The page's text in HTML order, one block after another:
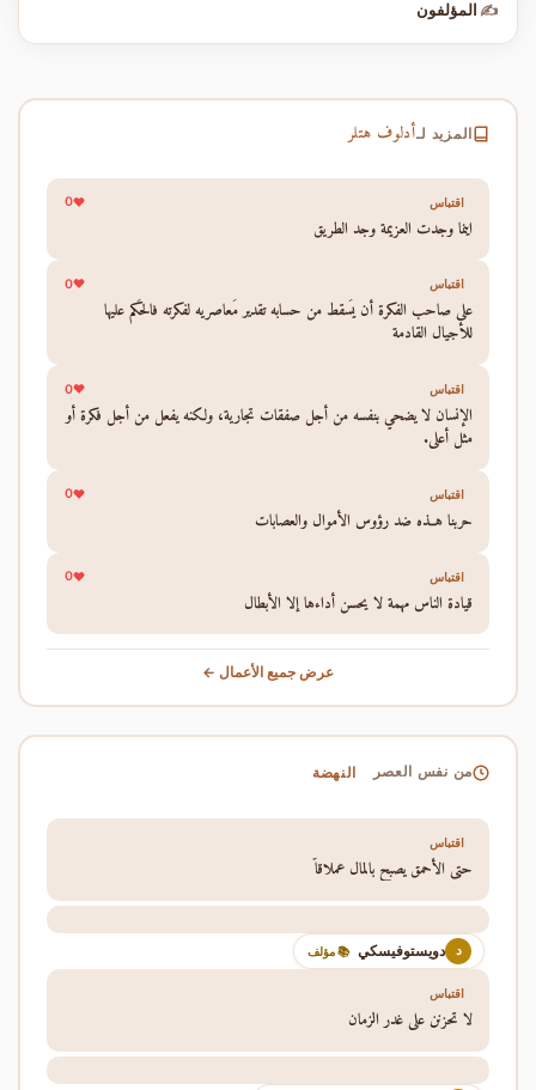
✍️ المؤلفون
المزيد لـأدلوف هتلر
اقتباس 0
اينما وجدت العزيمة وجد الطريق
اقتباس 0
على صاحب الفكرة أن يُسقط من حسابه تقدير مُعاصريه لفكرته فالحُكم عليها
للأجيال القادمة
اقتباس 0
الإنسان لا يضحي بنفسه من أجل صفقات تجارية، ولكنه يفعل من أجل فكرة أو
مثل أعلي.
اقتباس 0
حربنا هــذه ضد رؤوس الأموال والعصابات
اقتباس 0
قيادة الناس مهمة لا يحسن أداءها إلا الأبطال
عرض جميع الأعمال ←
من نفس العصر النهضة
اقتباس
حتى الأحمق يصبح بالمال عملاقاً
د دويستوفيسكي 📚 مؤلف
اقتباس
لا تحزنن على غدر الزمان